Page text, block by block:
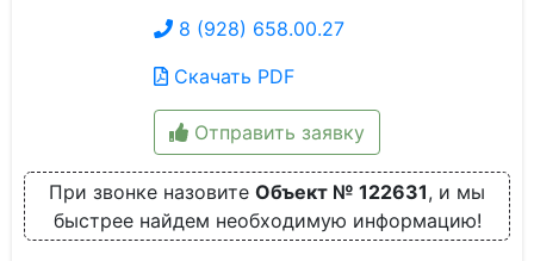
8 (928) 658.00.27
Скачать PDF
Отправить заявку
При звонке назовите Объект № 122631, и мы
быстрее найдем необходимую информацию!